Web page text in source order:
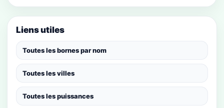
Liens utiles
Toutes les bornes par nom
Toutes les villes
Toutes les puissances